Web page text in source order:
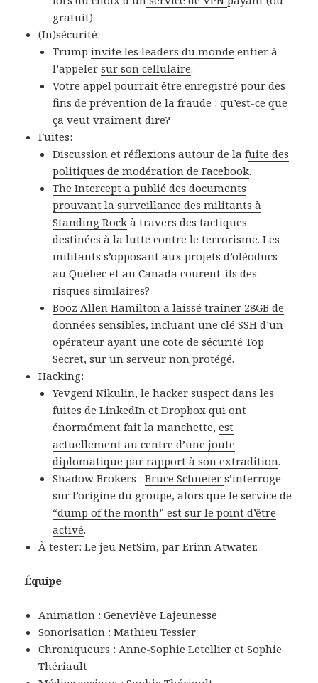
gratuit).
(In)sécurité:
Trumpinvite les leaders du monde entier à
l’appelersur son cellulaire.
Votre appel pourrait être enregistré pour des
fins de prévention de la fraude :qu’est-ce que
ça veut vraiment dire?
Fuites:
Discussion et réflexions autour de la fuite des
politiques de modération de Facebook.
The Intercept a publié des documents
prouvant la surveillance des militants à
Standing Rock à travers des tactiques
destinées à la lutte contre le terrorisme. Les
militants s’opposant aux projets d’oléoducs
au Québec et au Canada courent-ils des
risques similaires?
Booz Allen Hamilton a laissé traîner 28GB de
données sensibles, incluant une clé SSH d’un
opérateur ayant une cote de sécurité Top
Secret, sur un serveur non protégé.
Hacking:
Yevgeni Nikulin, le hacker suspect dans les
fuites de LinkedIn et Dropbox qui ont
énormément fait la manchette,est
actuellement au centre d’une joute
diplomatique par rapport à son extradition.
Shadow Brokers :Bruce Schneiers’interroge
sur l’origine du groupe, alors que le service de
“dump of the month” est sur le point d’être
activé.
À tester: Le jeuNetSim, par Erinn Atwater.
Équipe
Animation : Geneviève Lajeunesse
Sonorisation : Mathieu Tessier
Chroniqueurs : Anne-Sophie Letellier et Sophie
Thériault